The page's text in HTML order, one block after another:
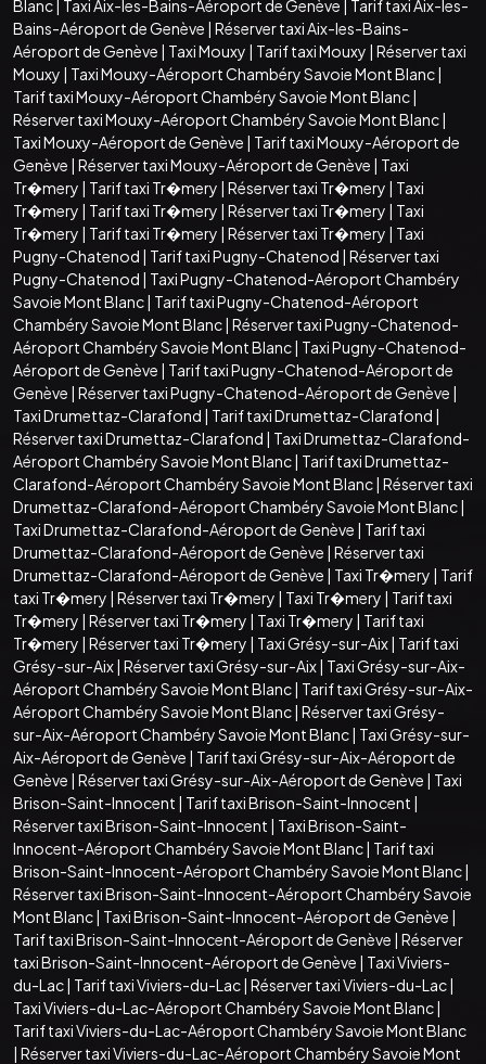
Blanc| Taxi Aix-les-Bains-Aéroport de Genève | Tarif taxi Aix-les-
Bains-Aéroport de Genève | Réserver taxi Aix-les-Bains-
Aéroport de Genève | Taxi Mouxy | Tarif taxi Mouxy | Réserver taxi
Mouxy | Taxi Mouxy-Aéroport Chambéry Savoie Mont Blanc|
Tarif taxi Mouxy-Aéroport Chambéry Savoie Mont Blanc|
Réserver taxi Mouxy-Aéroport Chambéry Savoie Mont Blanc|
Taxi Mouxy-Aéroport de Genève | Tarif taxi Mouxy-Aéroport de
Genève | Réserver taxi Mouxy-Aéroport de Genève | Taxi
Tr�mery | Tarif taxi Tr�mery | Réserver taxi Tr�mery | Taxi
Tr�mery | Tarif taxi Tr�mery | Réserver taxi Tr�mery | Taxi
Tr�mery | Tarif taxi Tr�mery | Réserver taxi Tr�mery | Taxi
Pugny-Chatenod | Tarif taxi Pugny-Chatenod | Réserver taxi
Pugny-Chatenod | Taxi Pugny-Chatenod-Aéroport Chambéry
Savoie Mont Blanc| Tarif taxi Pugny-Chatenod-Aéroport
Chambéry Savoie Mont Blanc| Réserver taxi Pugny-Chatenod-
Aéroport Chambéry Savoie Mont Blanc| Taxi Pugny-Chatenod-
Aéroport de Genève | Tarif taxi Pugny-Chatenod-Aéroport de
Genève | Réserver taxi Pugny-Chatenod-Aéroport de Genève |
Taxi Drumettaz-Clarafond | Tarif taxi Drumettaz-Clarafond |
Réserver taxi Drumettaz-Clarafond | Taxi Drumettaz-Clarafond-
Aéroport Chambéry Savoie Mont Blanc| Tarif taxi Drumettaz-
Clarafond-Aéroport Chambéry Savoie Mont Blanc| Réserver taxi
Drumettaz-Clarafond-Aéroport Chambéry Savoie Mont Blanc|
Taxi Drumettaz-Clarafond-Aéroport de Genève | Tarif taxi
Drumettaz-Clarafond-Aéroport de Genève | Réserver taxi
Drumettaz-Clarafond-Aéroport de Genève | Taxi Tr�mery | Tarif
taxi Tr�mery | Réserver taxi Tr�mery | Taxi Tr�mery | Tarif taxi
Tr�mery | Réserver taxi Tr�mery | Taxi Tr�mery | Tarif taxi
Tr�mery | Réserver taxi Tr�mery | Taxi Grésy-sur-Aix| Tarif taxi
Grésy-sur-Aix| Réserver taxi Grésy-sur-Aix| Taxi Grésy-sur-Aix-
Aéroport Chambéry Savoie Mont Blanc| Tarif taxi Grésy-sur-Aix-
Aéroport Chambéry Savoie Mont Blanc| Réserver taxi Grésy-
sur-Aix-Aéroport Chambéry Savoie Mont Blanc| Taxi Grésy-sur-
Aix-Aéroport de Genève | Tarif taxi Grésy-sur-Aix-Aéroport de
Genève | Réserver taxi Grésy-sur-Aix-Aéroport de Genève | Taxi
Brison-Saint-Innocent | Tarif taxi Brison-Saint-Innocent |
Réserver taxi Brison-Saint-Innocent | Taxi Brison-Saint-
Innocent-Aéroport Chambéry Savoie Mont Blanc| Tarif taxi
Brison-Saint-Innocent-Aéroport Chambéry Savoie Mont Blanc|
Réserver taxi Brison-Saint-Innocent-Aéroport Chambéry Savoie
Mont Blanc| Taxi Brison-Saint-Innocent-Aéroport de Genève |
Tarif taxi Brison-Saint-Innocent-Aéroport de Genève | Réserver
taxi Brison-Saint-Innocent-Aéroport de Genève | Taxi Viviers-
du-Lac| Tarif taxi Viviers-du-Lac| Réserver taxi Viviers-du-Lac|
Taxi Viviers-du-Lac-Aéroport Chambéry Savoie Mont Blanc|
Tarif taxi Viviers-du-Lac-Aéroport Chambéry Savoie Mont Blanc
| Réserver taxi Viviers-du-Lac-Aéroport Chambéry Savoie Mont